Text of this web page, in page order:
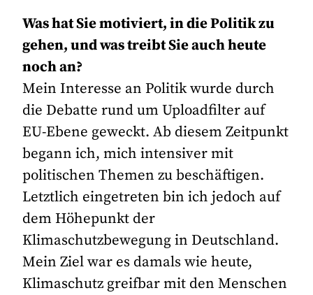
Was hat Sie motiviert, in die Politik zu
gehen, und was treibt Sie auch heute
noch an?
Mein Interesse an Politik wurde durch
die Debatte rund um Uploadfilter auf
EU-Ebene geweckt. Ab diesem Zeitpunkt
begann ich, mich intensiver mit
politischen Themen zu beschäftigen.
Letztlich eingetreten bin ich jedoch auf
dem Höhepunkt der
Klimaschutzbewegung in Deutschland.
Mein Ziel war es damals wie heute,
Klimaschutz greifbar mit den Menschen